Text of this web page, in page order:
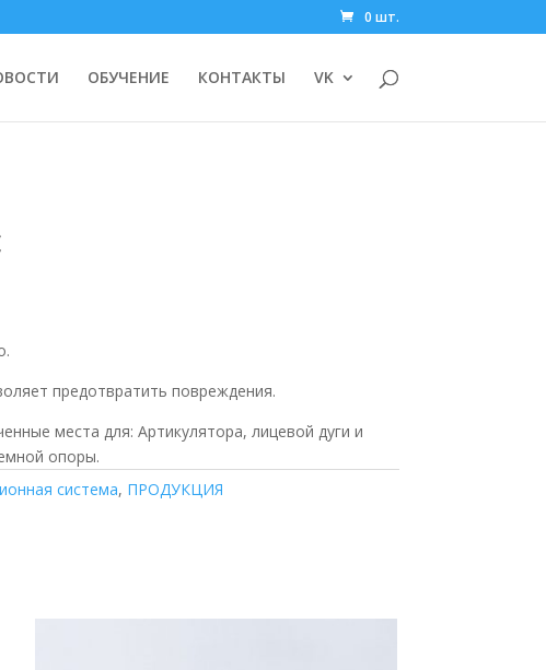
0 шт.
ОБУЧЕНИЕ КОНТАКТЫ VK
предотвратить повреждения.
места для: Артикулятора, лицевой дуги и
опоры.
система, ПРОДУКЦИЯ